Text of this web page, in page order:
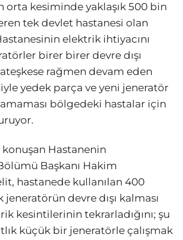
orta kesiminde yaklaşık 500 bin
tek devlet hastanesi olan
elektrik ihtiyacını
birer birer devre dışı
ateşkese rağmen devam eden
yedek parça ve yeni jeneratör
bölgedeki hastalar için
Hastanenin
Başkanı Hakim
hastanede kullanılan 400
devre dışı kalması
kesintilerinin tekrarladığını; şu
küçük bir jeneratörle çalışmak